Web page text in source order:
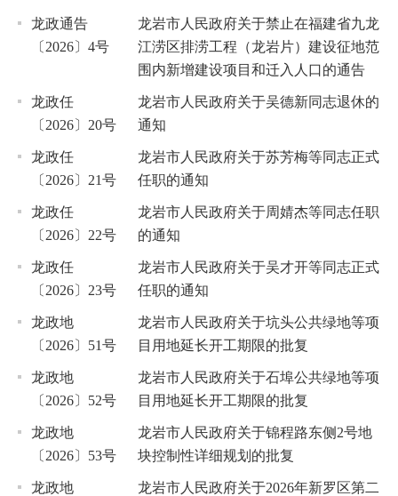
龙政通告
〔2026〕4号
龙岩市人民政府关于禁止在福建省九龙
江涝区排涝工程（龙岩片）建设征地范
围内新增建设项目和迁入人口的通告
龙政任
〔2026〕20号
龙岩市人民政府关于吴德新同志退休的
通知
龙政任
〔2026〕21号
龙岩市人民政府关于苏芳梅等同志正式
任职的通知
龙政任
〔2026〕22号
龙岩市人民政府关于周婧杰等同志任职
的通知
龙政任
〔2026〕23号
龙岩市人民政府关于吴才开等同志正式
任职的通知
龙政地
〔2026〕51号
龙岩市人民政府关于坑头公共绿地等项
目用地延长开工期限的批复
龙政地
〔2026〕52号
龙岩市人民政府关于石埠公共绿地等项
目用地延长开工期限的批复
龙政地
〔2026〕53号
龙岩市人民政府关于锦程路东侧2号地
块控制性详细规划的批复
龙政地
龙岩市人民政府关于2026年新罗区第二